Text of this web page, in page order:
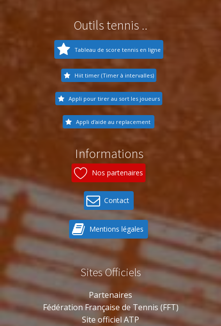
Outils tennis ..
Tableau de score tennis en ligne
Hiit timer (Timer à intervalles)
Appli pour tirer au sort les joueurs
Appli d'aide au replacement
Informations
Nos partenaires
Contact
Mentions légales
Sites Officiels
Partenaires
Fédération Française de Tennis (FFT)
Site officiel ATP